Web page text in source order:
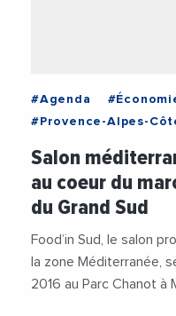
#Agenda
#Provence-Alpes-
Salon
au coeur du
du Grand Sud
Food’in Sud, le salon
la zone Méditerranée,
2016 au Parc Chanot à